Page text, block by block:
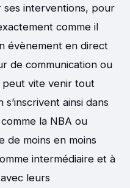
interventions, pour
comme il
évènement en direct
de communication ou
peut vite venir tout
ainsi dans
la NBA ou
de moins en moins
intermédiaire et à
leurs